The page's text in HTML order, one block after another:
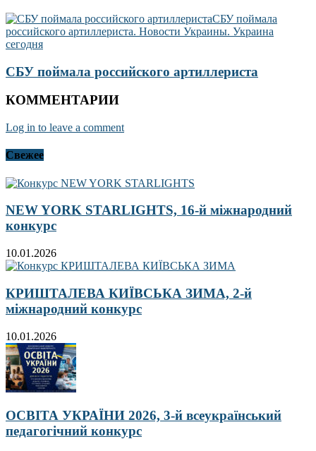
СБУ поймала российского артиллериста
КОММЕНТАРИИ
Log in to leave a comment
Свежее
NEW YORK STARLIGHTS, 16-й міжнародний
конкурс
10.01.2026
КРИШТАЛЕВА КИЇВСЬКА ЗИМА, 2-й
міжнародний конкурс
10.01.2026
ОСВІТА УКРАЇНИ 2026, 3-й всеукраїнський
педагогічний конкурс